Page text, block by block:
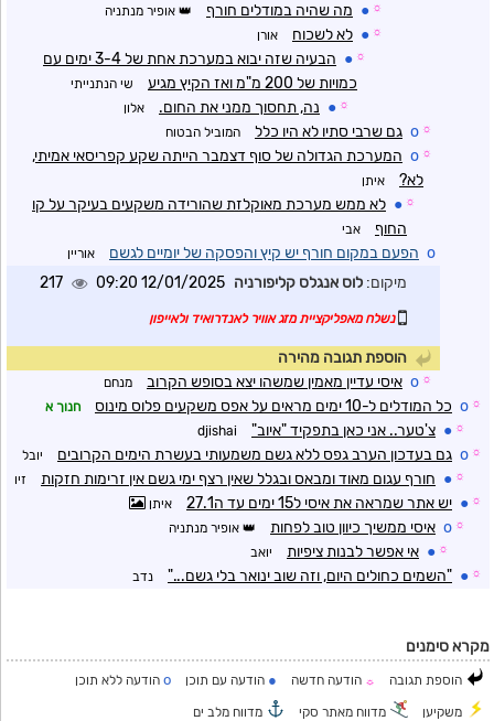
☼
● מה שהיה במודלים חורף אופיר מנתניה
☼
● לא לשכוח אורן
☼
●
הבעיה שזה יבוא במערכת אחת של 3-4 ימים עם
כמויות של 200 מ"מ ואז הקיץ מגיע
שי הנתנייתי
☼
● נה, תחסוך ממני את החום. אלון
☼
o גם שרבי סתיו לא היו כלל המוביל הבטוח
☼
o המערכת הגדולה של סוף דצמבר הייתה שקע קפריסאי אמיתי,
לא?
איתן
☼
● לא ממש מערכת מאוקלזת שהורידה משקעים בעיקר על קו
החוף
אבי
o הפעם במקום חורף יש קיץ והפסקה של יומיים לגשם אוריין
מיקום: לוס אנגלס קליפורניה 12/01/2025 09:20
217
נשלח מאפליקציית מזג אוויר לאנדרואיד ולאייפון
הוספת תגובה מהירה
☼
o איסי עדיין מאמין שמשהו יצא בסופש הקרוב מנחם
☼
o כל המודלים ל-10 ימים מראים על אפס משקעים פלוס מינוס חנוך א
☼
● צ'טער.. אני כאן בתפקיד "איוב" djishai
☼
o גם בעדכון הערב גפס ללא גשם משמעותי בעשרת הימים הקרובים יובל
☼
● חורף עגום מאוד ומבאס ובגלל שאין רצף ימי גשם אין זרימות חזקות זיו
☼
● יש אתר שמראה את איסי ל15 ימים עד ה27.1 איתן
☼
o איסי ממשיך כיוון טוב לפחות אופיר מנתניה
☼
● אי אפשר לבנות ציפיות יואב
☼
● "השמים כחולים היום, וזה שוב ינואר בלי גשם..." נדב
מקרא סימנים
הוספת תגובה ☼ הודעה חדשה ● הודעה עם תוכן o הודעה ללא תוכן
משקיען מדווח מאתר סקי
מדווח מלב ים